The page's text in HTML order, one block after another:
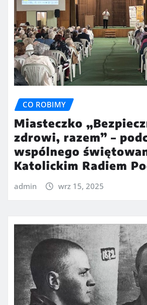
CO ROBIMY
Miasteczko
zdrowi, razem” –
wspólnego
Katolickim Radiem
admin wrz 15, 2025